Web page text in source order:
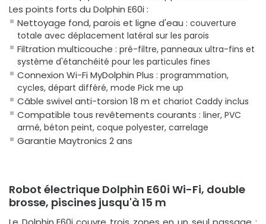
Les points forts du Dolphin E60i :
Nettoyage fond, parois et ligne d'eau : couverture
totale avec déplacement latéral sur les parois
Filtration multicouche : pré-filtre, panneaux ultra-fins et
système d'étanchéité pour les particules fines
Connexion Wi-Fi MyDolphin Plus : programmation,
cycles, départ différé, mode Pick me up
Câble swivel anti-torsion 18 m et chariot Caddy inclus
Compatible tous revêtements courants : liner, PVC
armé, béton peint, coque polyester, carrelage
Garantie Maytronics 2 ans
Robot électrique Dolphin E60i Wi-Fi, double
brosse, piscines jusqu'à 15 m